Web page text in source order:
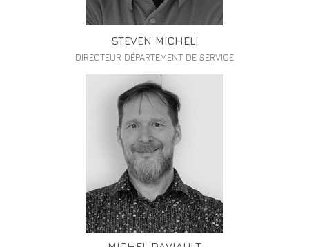
STEVEN MICHELI
DIRECTEUR DÉPARTEMENT DE SERVICE